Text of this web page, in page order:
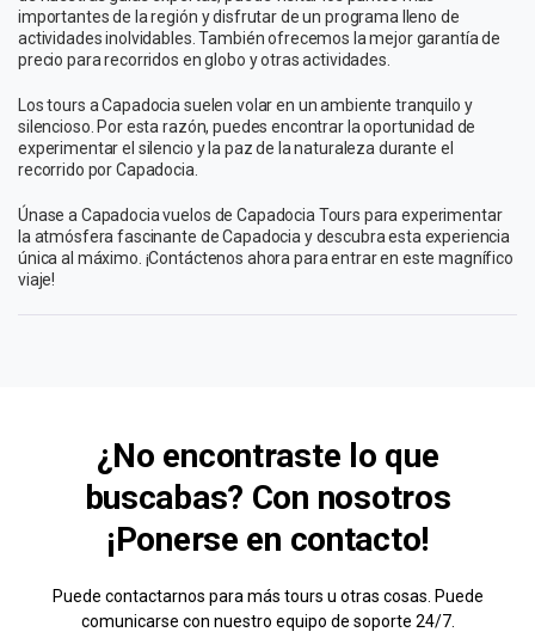
importantes de la región y disfrutar de un programa lleno de
actividades inolvidables. También ofrecemos la mejor garantía de
precio para recorridos en globo y otras actividades.
Los tours a Capadocia suelen volar en un ambiente tranquilo y
silencioso. Por esta razón, puedes encontrar la oportunidad de
experimentar el silencio y la paz de la naturaleza durante el
recorrido por Capadocia.
Únase a Capadocia vuelos de Capadocia Tours para experimentar
la atmósfera fascinante de Capadocia y descubra esta experiencia
única al máximo. ¡Contáctenos ahora para entrar en este magnífico
viaje!
¿No encontraste lo que
buscabas? Con nosotros
¡Ponerse en contacto!
Puede contactarnos para más tours u otras cosas. Puede
comunicarse con nuestro equipo de soporte 24/7.